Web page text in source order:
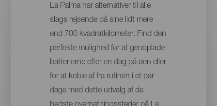
La Palma har alternativer til alle
slags rejsende på sine lidt mere
end 700 kvadratkilometer. Find den
perfekte mulighed for at genoplade
batterierne efter en dag på øen eller
for at koble af fra rutinen i et par
dage med dette udvalg af de